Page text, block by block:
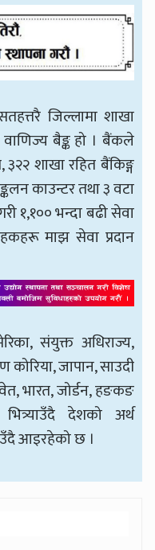
जिल्लामा शाखा
वाणिज्य बैङ्क हो । बैंकले
शाखा रहित बैंकिङ्ग
काउन्टर तथा ३ वटा
१,१०० भन्दा बढी सेवा
माझ सेवा प्रदान
संयुक्त अधिराज्य,
कोरिया, जापान, साउदी
भारत, जोर्डन, हङकङ
देशको अर्थ
आइरहेको छ ।